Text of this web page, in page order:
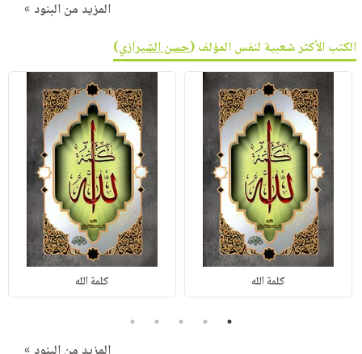
المزيد من البنود »
الكتب الأكثر شعبية لنفس المؤلف (حسن الشيرازي)
كلمة الله كلمة الله
1
2
3
4
5